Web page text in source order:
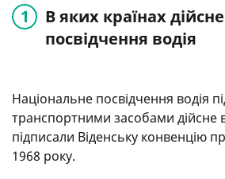
В яких країнах
посвідчення водія
Національне посвідчення водія
транспортними засобами дійсне в
підписали Віденську конвенцію
1968 року.